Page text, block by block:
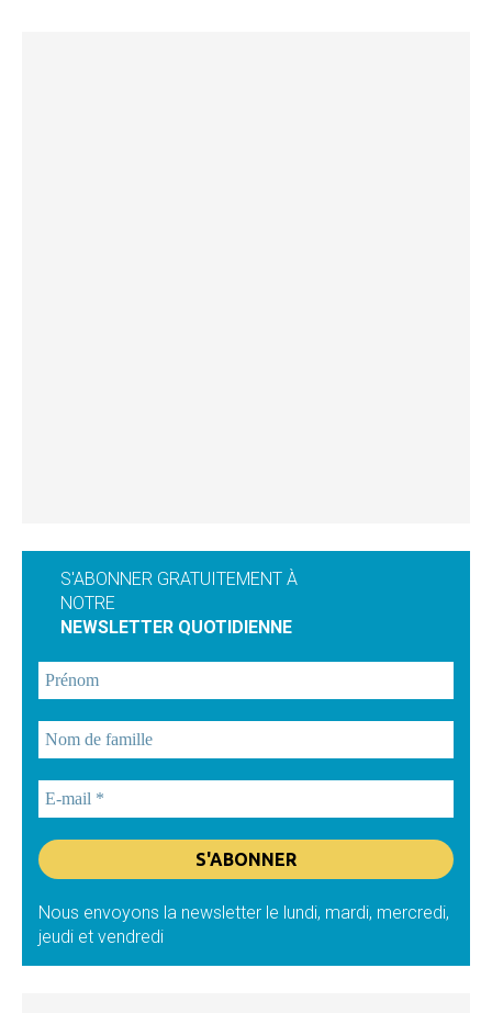
S'ABONNER GRATUITEMENT À
NOTRE
NEWSLETTER QUOTIDIENNE
Nous envoyons la newsletter le lundi, mardi, mercredi,
jeudi et vendredi